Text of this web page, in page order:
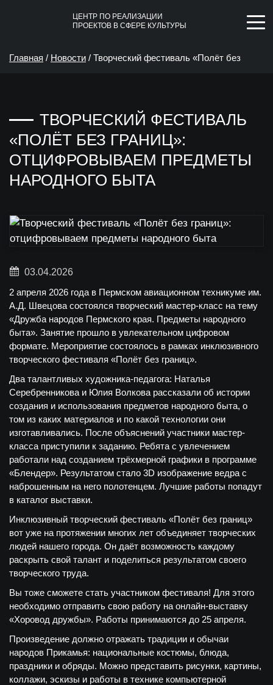
ЦЕНТР ПО РЕАЛИЗАЦИИ
ПРОЕКТОВ В СФЕРЕ КУЛЬТУРЫ
Главная / Новости / Творческий фестиваль «Полёт без
ТВОРЧЕСКИЙ ФЕСТИВАЛЬ
«ПОЛЁТ БЕЗ ГРАНИЦ»:
ОТЦИФРОВЫВАЕМ ПРЕДМЕТЫ
НАРОДНОГО БЫТА
03.04.2026
2 апреля 2026 года в Пермском авиационном техникуме им.
А.Д. Швецова состоялся творческий мастер-класс на тему
«Дружба народов Пермского края. Предметы народного
быта». Занятие прошло в увлекательном цифровом
формате. Мероприятие состоялось в рамках инклюзивного
творческого фестиваля «Полёт без границ».
Два талантливых художника-педагога: Наталья
Серебренникова и Юлия Волкова рассказали об истории
создания и использования предметов народного быта, о
том из каких материалов и по какой технологии они
изготавливались. После объяснений участники мастер-
класса приступили к заданию. Ребята с увлечением
работали над созданием трёхмерной графики в программе
«Блендер». Результатом стало 3D изображение ведра с
наброшенным на него полотенцем. Лучшие работы попадут
в каталог выставки.
Инклюзивный творческий фестиваль «Полёт без границ»
вот уже на протяжении многих лет объединяет творческих
людей нашего города. Он даёт возможность каждому
раскрыть свой талант и поделиться результатом своего
творческого труда.
Вы тоже сможете стать участником фестиваля! Для этого
необходимо отправить свою работу на онлайн-выставку
«Хоровод дружбы». Работы принимаются до 25 апреля.
Произведение должно отражать традиции и обычаи
народов Прикамья: национальные костюмы, блюда,
праздники и обряды. Можно представить рисунки, картины,
коллажи, эскизы и работы в технике компьютерной